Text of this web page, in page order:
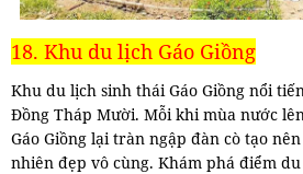
18. Khu du lịch Gáo Giồng
Khu du lịch sinh thái Gáo Giồng nổi
Đồng Tháp Mười. Mỗi khi mùa nước
Gáo Giồng lại tràn ngập đàn cò tạo
nhiên đẹp vô cùng. Khám phá điểm